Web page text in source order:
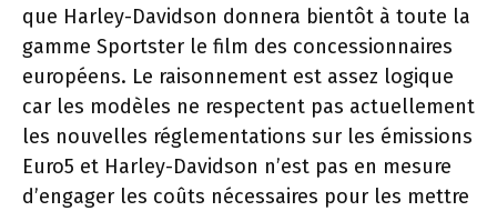
que Harley-Davidson donnera bientôt à toute la
gamme Sportster le film des concessionnaires
européens. Le raisonnement est assez logique
car les modèles ne respectent pas actuellement
les nouvelles réglementations sur les émissions
Euro5 et Harley-Davidson n’est pas en mesure
d’engager les coûts nécessaires pour les mettre